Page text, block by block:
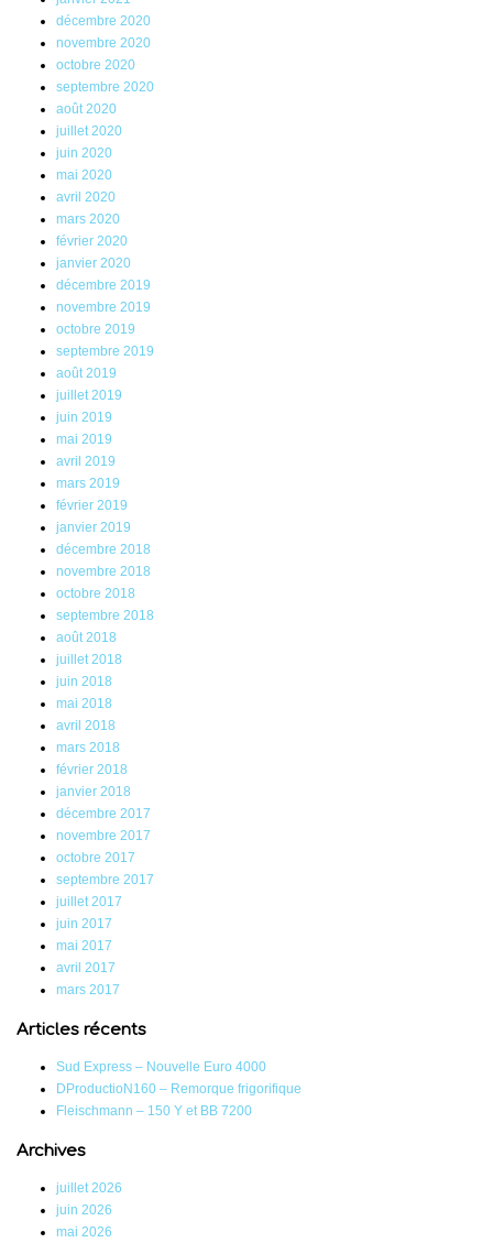
décembre 2020
novembre 2020
octobre 2020
septembre 2020
août 2020
juillet 2020
juin 2020
mai 2020
avril 2020
mars 2020
février 2020
janvier 2020
décembre 2019
novembre 2019
octobre 2019
septembre 2019
août 2019
juillet 2019
juin 2019
mai 2019
avril 2019
mars 2019
février 2019
janvier 2019
décembre 2018
novembre 2018
octobre 2018
septembre 2018
août 2018
juillet 2018
juin 2018
mai 2018
avril 2018
mars 2018
février 2018
janvier 2018
décembre 2017
novembre 2017
octobre 2017
septembre 2017
juillet 2017
juin 2017
mai 2017
avril 2017
mars 2017
Articles récents
Sud Express – Nouvelle Euro 4000
DProductioN160 – Remorque frigorifique
Fleischmann – 150 Y et BB 7200
Archives
juillet 2026
juin 2026
mai 2026